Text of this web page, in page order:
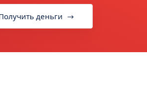
деньги